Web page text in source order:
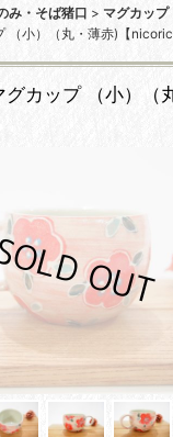
み・そば猪口 > マグカッ
小）（丸・薄赤)【
カップ （小）（